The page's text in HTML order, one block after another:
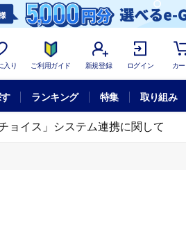
入り ご利用ガイド 新規登録 ログイン カー
ランキング 特集 取り組み
ョイス」システム連携に関して